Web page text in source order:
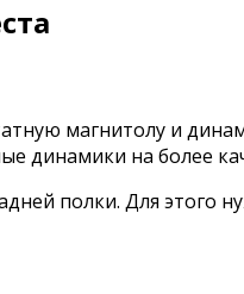
магнитолу и
динамики на более
полки. Для этого